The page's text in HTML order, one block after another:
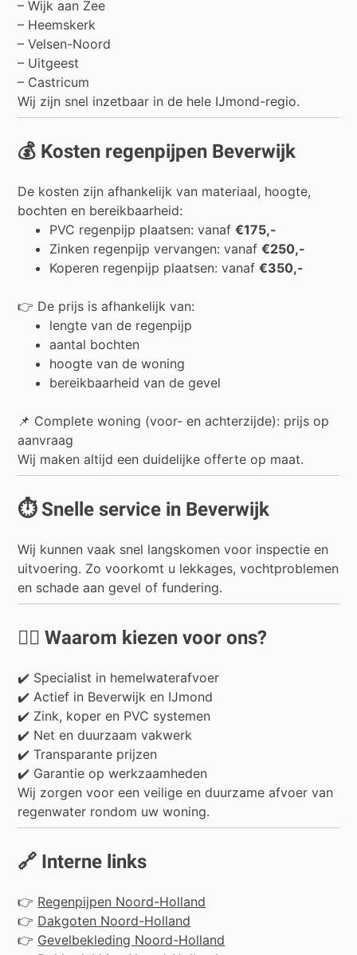
–Wijk aan Zee
– Heemskerk
–Velsen-Noord
– Uitgeest
– Castricum
Wij zijn snel inzetbaar in de hele IJmond-regio.
💰 Kosten regenpijpen Beverwijk
De kosten zijn afhankelijk van materiaal, hoogte,
bochten en bereikbaarheid:
PVC regenpijp plaatsen: vanaf€175,-
Zinken regenpijp vervangen: vanaf€250,-
Koperen regenpijp plaatsen: vanaf€350,-
👉 De prijs is afhankelijk van:
lengte van de regenpijp
aantal bochten
hoogte van de woning
bereikbaarheid van de gevel
📌 Complete woning (voor- en achterzijde): prijs op
aanvraag
Wij maken altijd een duidelijke offerte op maat.
⏱️ Snelle service in Beverwijk
Wij kunnen vaak snel langskomen voor inspectie en
uitvoering. Zo voorkomt u lekkages, vochtproblemen
en schade aan gevel of fundering.
👷‍♂️ Waarom kiezen voor ons?
✔️ Specialist in hemelwaterafvoer
✔️ Actief in Beverwijk en IJmond
✔️ Zink, koper en PVC systemen
✔️ Net en duurzaam vakwerk
✔️ Transparante prijzen
✔️ Garantie op werkzaamheden
Wij zorgen voor een veilige en duurzame afvoer van
regenwater rondom uw woning.
🔗 Interne links
👉 Regenpijpen Noord-Holland
👉 Dakgoten Noord-Holland
👉 Gevelbekleding Noord-Holland